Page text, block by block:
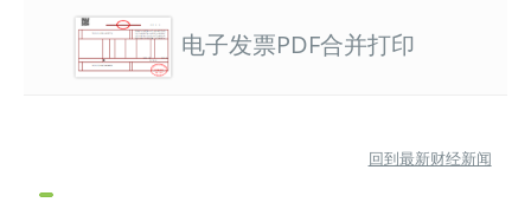
电子发票PDF合并打印
回到最新财经新闻